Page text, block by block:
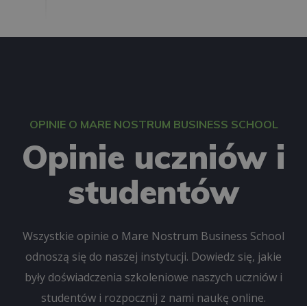
OPINIE O MARE NOSTRUM BUSINESS SCHOOL
Opinie uczniów i
studentów
Wszystkie opinie o Mare Nostrum Business School
odnoszą się do naszej instytucji. Dowiedz się, jakie
były doświadczenia szkoleniowe naszych uczniów i
studentów i rozpocznij z nami naukę online.